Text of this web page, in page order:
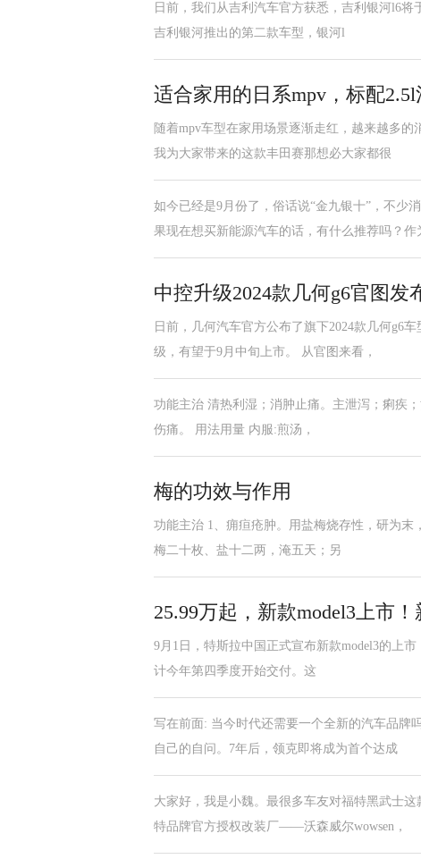
日前，我们从吉利汽车官方获悉，吉利银河l6将
吉利银河推出的第二款车型，银河l
适合家用的日系mpv，标配
随着mpv车型在家用场景逐渐走红，越来越多
我为大家带来的这款丰田赛那想必大家都很
如今已经是9月份了，俗话说“金九银十”，不少
果现在想买新能源汽车的话，有什么推荐吗？作
中控升级2024款几何g6官图发
日前，几何汽车官方公布了旗下2024款几何g6
级，有望于9月中旬上市。 从官图来看，
功能主治 清热利湿；消肿止痛。主泄泻；痢疾
伤痛。 用法用量 内服:煎汤，
梅的功效与作用
功能主治 1、痈疸疮肿。用盐梅烧存性，研为
梅二十枚、盐十二两，淹五天；另
25.99万起，新款model3上市
9月1日，特斯拉中国正式宣布新款model3的上
计今年第四季度开始交付。这
写在前面: 当今时代还需要一个全新的汽车品牌
自己的自问。7年后，领克即将成为首个达成
大家好，我是小魏。最很多车友对福特黑武士
特品牌官方授权改装厂——沃森威尔wowsen，